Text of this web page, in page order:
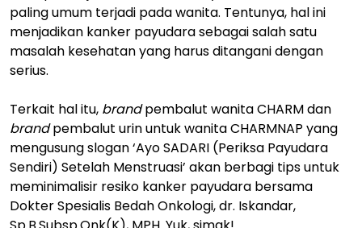
paling umum terjadi pada wanita. Tentunya, hal ini
menjadikan kanker payudara sebagai salah satu
masalah kesehatan yang harus ditangani dengan
serius.
Terkait hal itu, brandpembalut wanita CHARM dan
brandpembalut urin untuk wanita CHARMNAP yang
mengusung slogan ‘Ayo SADARI (Periksa Payudara
Sendiri) Setelah Menstruasi’ akan berbagi tips untuk
meminimalisir resiko kanker payudara bersama
Dokter Spesialis Bedah Onkologi, dr. Iskandar,